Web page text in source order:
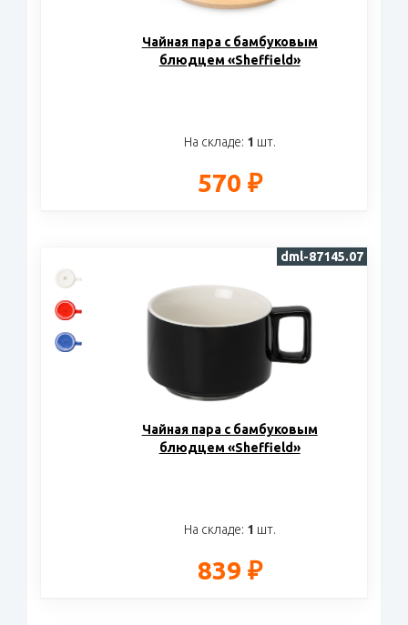
Чайная пара с бамбуковым
блюдцем «Sheffield»
На складе: 1 шт.
570 ₽
Чайная пара с бамбуковым
блюдцем «Sheffield»
На складе: 1 шт.
839 ₽
dml-87145.07